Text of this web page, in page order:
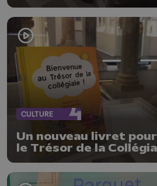
CULTURE
Un nouveau livret
le Trésor de la
enfants